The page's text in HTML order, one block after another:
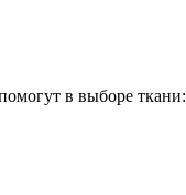
в выборе ткани: